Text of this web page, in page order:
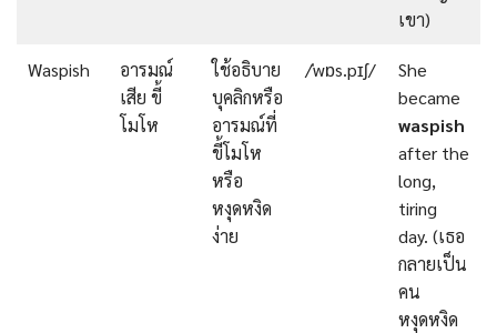
เขา)
Waspish
อารมณ์
เสีย ขี้
โมโห
ใช้อธิบาย
บุคลิกหรือ
อารมณ์ที่
ขี้โมโห
หรือ
หงุดหงิด
ง่าย
/ˈwɒs.pɪʃ/
She
became
waspish
after the
long,
tiring
day. (เธอ
กลายเป็น
คน
หงุดหงิด